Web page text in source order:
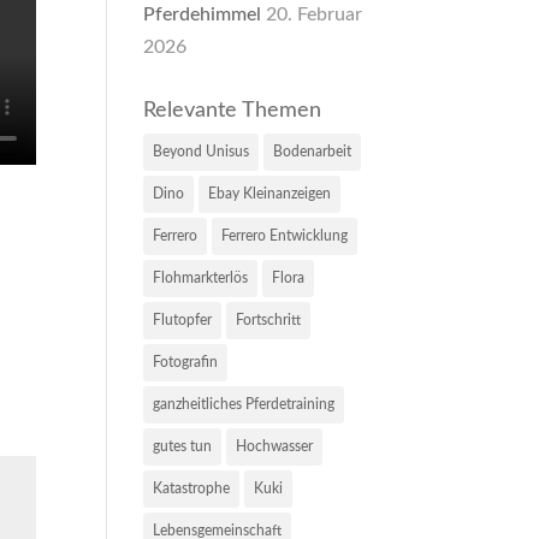
Pferdehimmel 20. Februar
2026
Relevante Themen
Beyond Unisus Bodenarbeit
Dino Ebay Kleinanzeigen
Ferrero Ferrero Entwicklung
Flohmarkterlös Flora
Flutopfer Fortschritt
Fotografin
ganzheitliches Pferdetraining
gutes tun Hochwasser
Katastrophe Kuki
Lebensgemeinschaft